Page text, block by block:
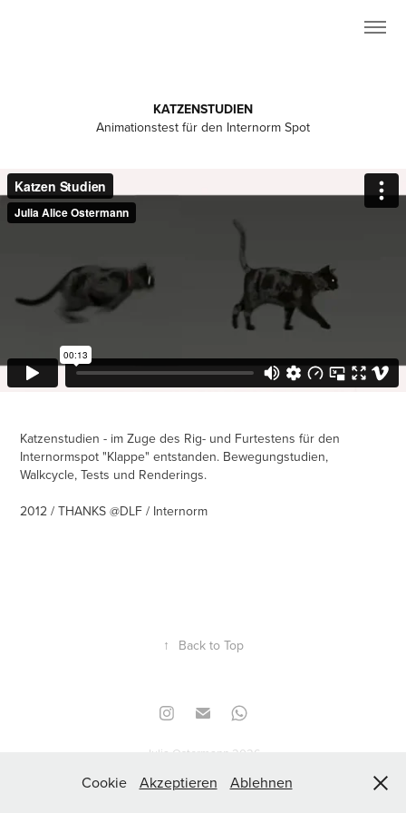
KATZENSTUDIEN
Animationstest für den Internorm Spot
Katzenstudien - im Zuge des Rig- und Furtestens für den
Internormspot "Klappe" entstanden. Bewegungstudien,
Walkcycle, Tests und Renderings.
2012 / THANKS @DLF / Internorm
↑ Back to Top
Julia Ostermann 2026
Cookie Akzeptieren Ablehnen